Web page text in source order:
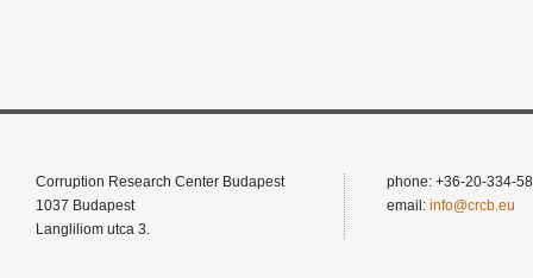
Corruption Research Center Budapest
1037 Budapest
Langliliom utca 3.
phone: +36-20-334-
email: info@crcb.eu